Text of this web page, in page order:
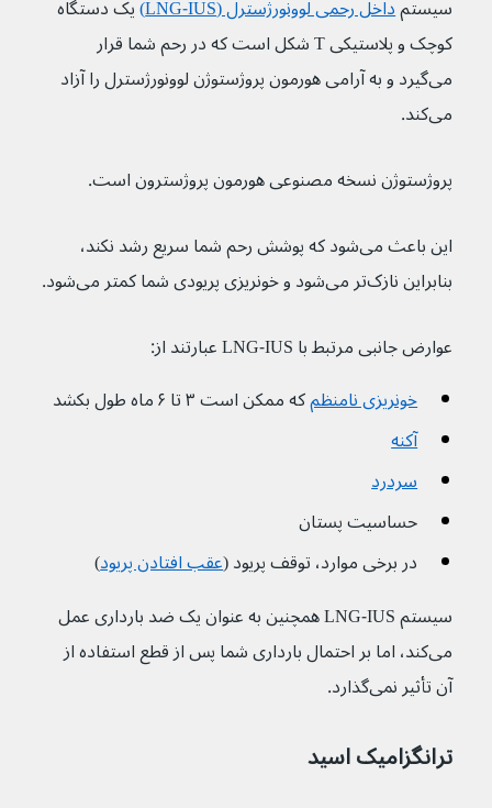
سیستم داخل رحمی لوونورژسترل (LNG-IUS)
یک دستگاه
کوچک و پلاستیکی T شکل است که در رحم شما قرار
می‌گیرد و به آرامی هورمون پروژستوژن لوونورژسترل را آزاد
می‌کند.
پروژستوژن نسخه مصنوعی هورمون پروژسترون است.
این باعث می‌شود که پوشش رحم شما سریع رشد نکند،
بنابراین نازک‌تر می‌شود و خونریزی پریودی شما کمتر می‌شود.
عوارض جانبی مرتبط با LNG-IUS عبارتند از:
خونریزی نامنظمکه ممکن است ۳ تا ۶ ماه طول بکشد
آکنه
سردرد
حساسیت پستان
در برخی موارد، توقف پریود (عقب افتادن پریود)
سیستم LNG-IUS همچنین به عنوان یک ضد بارداری عمل
می‌کند، اما بر احتمال بارداری شما پس از قطع استفاده از
آن تأثیر نمی‌گذارد.
ترانگزامیک اسید